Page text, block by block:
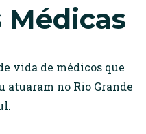
vida de médicos que
atuaram no Rio Grande